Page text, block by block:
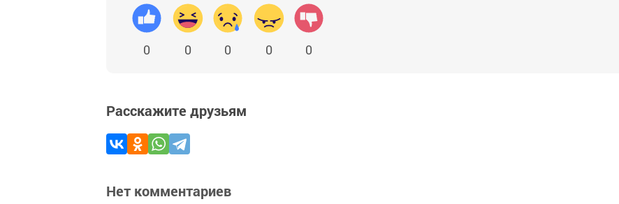
0 0 0 0 0
Расскажите друзьям
Нет комментариев